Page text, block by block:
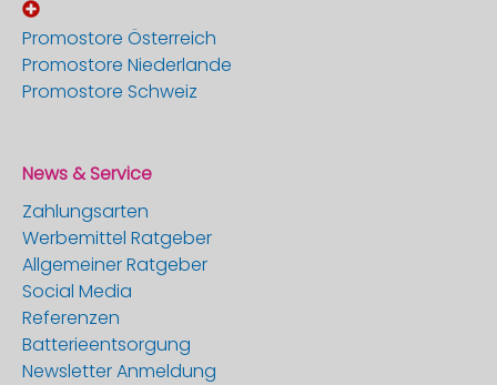
Promostore Österreich
Promostore Niederlande
Promostore Schweiz
News & Service
Zahlungsarten
Werbemittel Ratgeber
Allgemeiner Ratgeber
Social Media
Referenzen
Batterieentsorgung
Newsletter Anmeldung